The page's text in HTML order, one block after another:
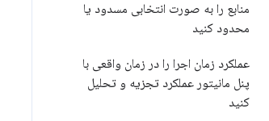
منابع را به صورت انتخابی مسدود یا
محدود کنید
عملکرد زمان اجرا را در زمان واقعی با
پنل مانیتور عملکرد تجزیه و تحلیل
کنید